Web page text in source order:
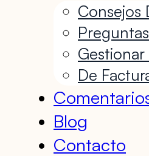
Consejos
Gestionar
De
Blog
Contacto